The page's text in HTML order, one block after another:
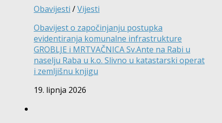
Obavijesti /Vijesti
Obavijest o započinjanju postupka
evidentiranja komunalne infrastrukture
GROBLJE i MRTVAČNICA Sv.Ante na Rabi u
naselju Raba u k.o. Slivno u katastarski operat
i zemljišnu knjigu
19. lipnja 2026